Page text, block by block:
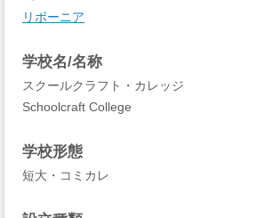
リボーニア
学校名/名称
スクールクラフト・カレッジ
Schoolcraft College
学校形態
短大・コミカレ